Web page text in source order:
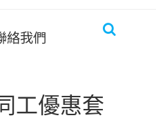
絡我們
工優惠套